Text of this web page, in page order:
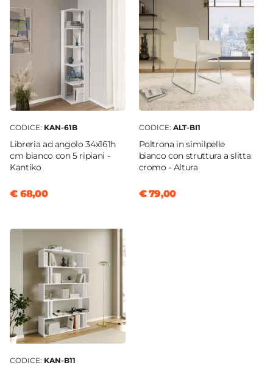
CODICE: KAN-61B
Libreria ad angolo 34x161h
cm bianco con 5 ripiani -
Kantiko
€ 68,00
CODICE: ALT-BI1
Poltrona in similpelle
bianco con struttura a slitta
cromo - Altura
€ 79,00
CODICE: KAN-B11